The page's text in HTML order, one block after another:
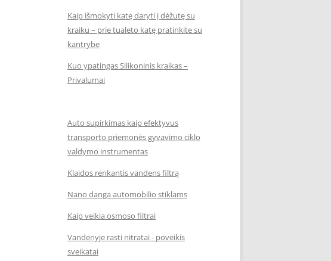
Kaip išmokyti katę daryti į dėžutę su
kraiku – prie tualeto katę pratinkite su
kantrybe
Kuo ypatingas Silikoninis kraikas –
Privalumai
Auto supirkimas kaip efektyvus
transporto priemonės gyvavimo ciklo
valdymo instrumentas
Klaidos renkantis vandens filtrą
Nano danga automobilio stiklams
Kaip veikia osmoso filtrai
Vandenyje rasti nitratai - poveikis
sveikatai